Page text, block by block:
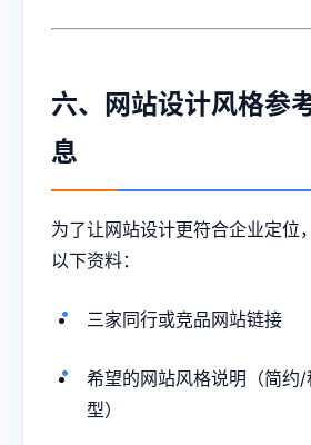
六、网站设计风格参
息
为了让网站设计更符合企业定位
以下资料：
三家同行或竞品网站链接
希望的网站风格说明（简约
型）